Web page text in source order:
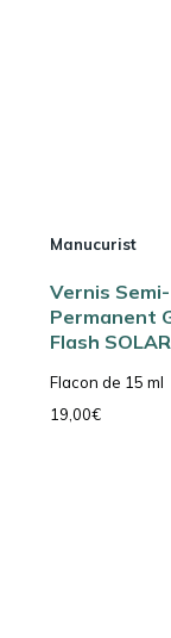
Manucurist
Vernis Semi-
Permanent
Flash SOLAR
Flacon de 15 ml
19,00€